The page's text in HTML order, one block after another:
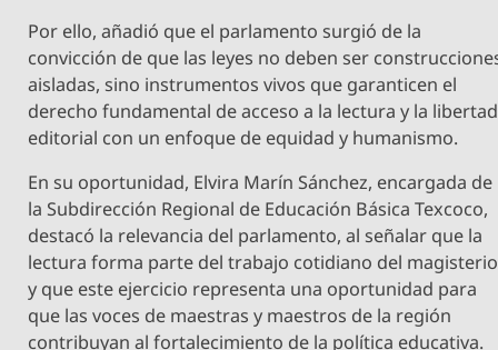
Por ello, añadió que el parlamento surgió de la
convicción de que las leyes no deben ser
aisladas, sino instrumentos vivos que garanticen el
derecho fundamental de acceso a la lectura y la libertad
editorial con un enfoque de equidad y humanismo.
En su oportunidad, Elvira Marín Sánchez, encargada de
la Subdirección Regional de Educación Básica Texcoco,
destacó la relevancia del parlamento, al señalar que la
lectura forma parte del trabajo cotidiano del magisterio
y que este ejercicio representa una oportunidad para
que las voces de maestras y maestros de la región
contribuyan al fortalecimiento de la política educativa.